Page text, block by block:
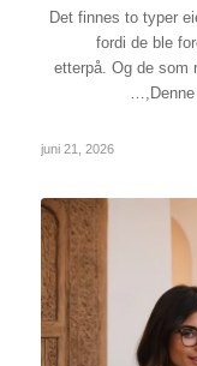
Det finnes to typer
fordi de ble
etterpå. Og de som
juni 21, 2026